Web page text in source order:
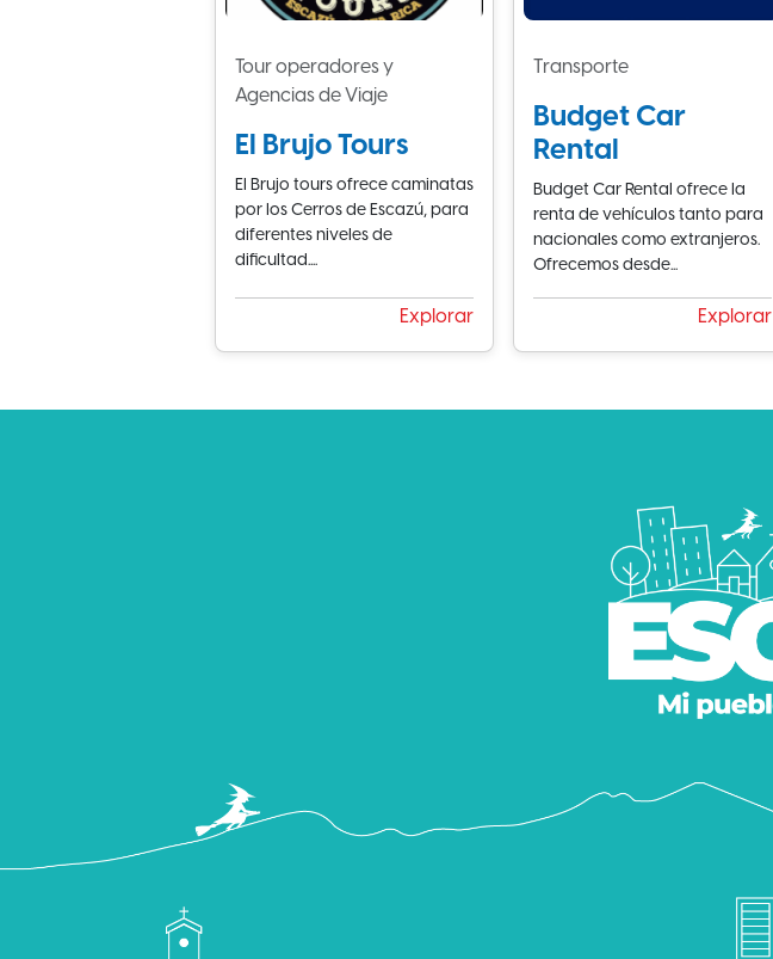
Tour operadores y
Agencias de Viaje
El Brujo Tours
El Brujo tours ofrece caminatas
por los Cerros de Escazú, para
diferentes niveles de
dificultad....
Explorar
Transporte
Budget Car
Rental
Budget Car Rental ofrece la
renta de vehículos tanto para
nacionales como extranjeros.
Ofrecemos desde...
Explorar